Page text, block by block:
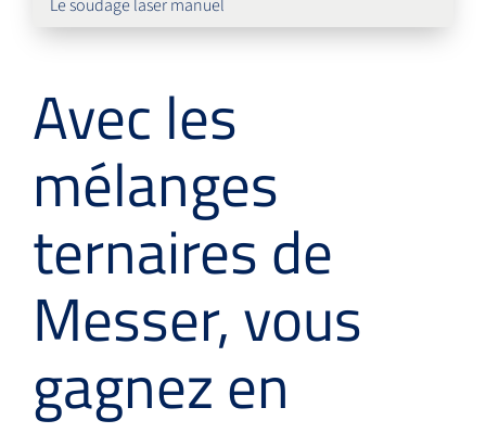
Le soudage laser manuel
Avec les
mélanges
ternaires de
Messer, vous
gagnez en